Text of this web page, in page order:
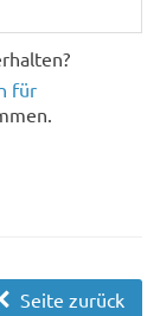
für
Seite zurück